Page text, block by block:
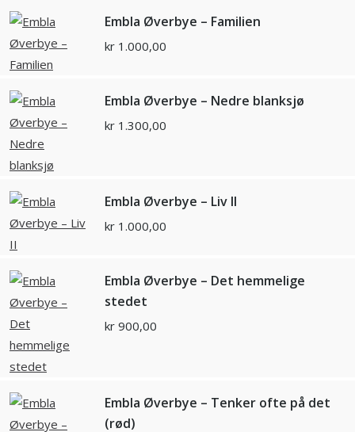
Embla Øverbye – Familien
kr 1.000,00
Embla Øverbye – Nedre blanksjø
kr 1.300,00
Embla Øverbye – Liv II
kr 1.000,00
Embla Øverbye – Det hemmelige
stedet
kr 900,00
Embla Øverbye – Tenker ofte på det
(rød)